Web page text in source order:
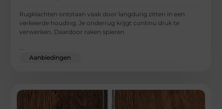
Rugklachten ontstaan vaak door langdurig zitten in een
verkeerde houding. Je onderrug krijgt continu druk te
verwerken. Daardoor raken spieren
Aanbiedingen